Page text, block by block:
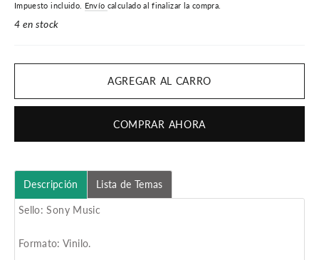
Impuesto incluido. Envío calculado al finalizar la compra.
4 en stock
AGREGAR AL CARRO
COMPRAR AHORA
Descripción Lista de Temas
Sello: Sony Music
Formato: Vinilo.